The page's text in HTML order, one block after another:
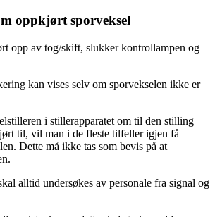
oppkjørt sporveksel
opp av tog/skift, slukker kontrollampen og
kan vises selv om sporvekselen ikke er
i stillerapparatet om til den stilling
til, vil man i de fleste tilfeller igjen få
Dette må ikke tas som bevis på at
alltid undersøkes av personale fra signal og